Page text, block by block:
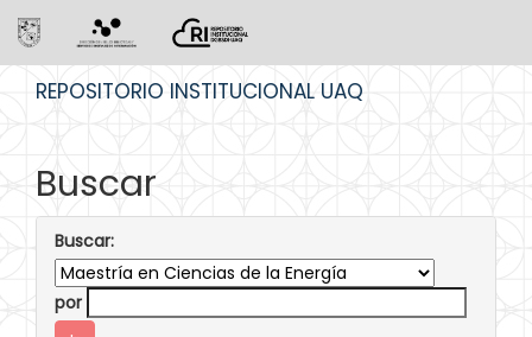
REPOSITORIO INSTITUCIONAL UAQ
Buscar
Buscar:
por